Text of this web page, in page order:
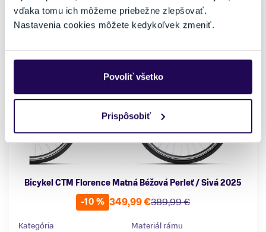
vďaka tomu ich môžeme priebežne zlepšovať.
Nastavenia cookies môžete kedykoľvek zmeniť.
Povoliť všetko
Prispôsobiť
Bicykel CTM Florence Matná Béžová Perleť / Sivá 2025
-10 %
389,99 €
349,99 €
Kategória
Materiál rámu